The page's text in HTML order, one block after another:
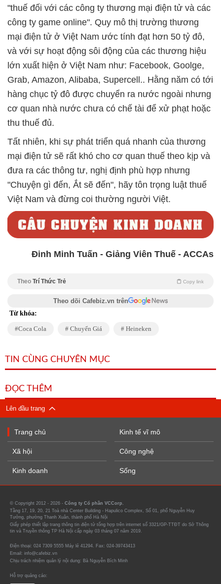
"thuế đối với các công ty thương mại điện tử và các
công ty game online". Quy mô thị trường thương
mại điện tử ở Việt Nam ước tính đạt hơn 50 tỷ đô,
và với sự hoạt động sôi động của các thương hiệu
lớn xuất hiện ở Việt Nam như: Facebook, Goolge,
Grab, Amazon, Alibaba, Supercell.. Hằng năm có tới
hàng chục tỷ đô được chuyển ra nước ngoài nhưng
cơ quan nhà nước chưa có chế tài để xử phạt hoặc
thu thuế đủ.
Tất nhiên, khi sự phát triển quá nhanh của thương
mại điện tử sẽ rất khó cho cơ quan thuế theo kịp và
đưa ra các thông tư, nghị định phù hợp nhưng
"Chuyện gì đến, Ắt sẽ đến", hãy tôn trọng luật thuế
Việt Nam và đừng coi thường người Việt.
Đinh Minh Tuấn - Giảng Viên Thuế - ACCAs
Theo Trí Thức Trẻ Copy link
Theo dõi Cafebiz.vn trên
Từ khóa:
Coca Cola Chuyển Giá Heineken
TIN CÙNG CHUYÊN MỤC
ĐỌC THÊM
Lên đầu trang
Trang chủ
Xã hội
Kinh doanh
Kinh tế vĩ mô
Công nghệ
Sống
© Copyright 2012 - 2026 - Công ty Cổ phần VCCorp.
Tầng 17, 19, 20, 21 Toà nhà Center Building - Hapulico Complex, Số 01, phố Nguyễn Huy
Tưởng, phường Thanh Xuân, thành phố Hà Nội
Giấy phép thiết lập trang thông tin điện tử tổng hợp trên internet số 3321/GP-TTĐT do Sở Thông
tin và Truyền thông TP Hà Nội cấp ngày 03 tháng 07 năm 2019.
Điện thoại: 024 7309 5555 Máy lẻ 41294. Fax: 024-39743413
Email: info@cafebiz.vn
Chịu trách nhiệm quản lý nội dung: Bà Nguyễn Bích Minh
Hỗ trợ quảng cáo: